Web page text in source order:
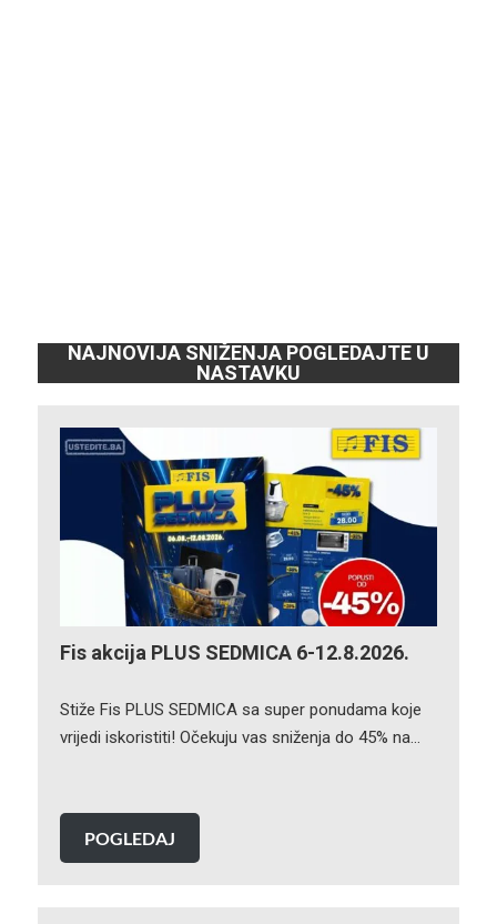
NAJNOVIJA SNIŽENJA POGLEDAJTE U
NASTAVKU
Fis akcija PLUS SEDMICA 6-12.8.2026.
Stiže Fis PLUS SEDMICA sa super ponudama koje
vrijedi iskoristiti! Očekuju vas sniženja do 45% na…
POGLEDAJ